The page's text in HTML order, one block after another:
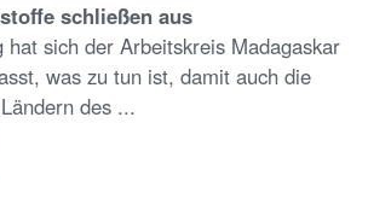
schließen aus
hat sich der Arbeitskreis Madagaskar
was zu tun ist, damit auch die
des ...